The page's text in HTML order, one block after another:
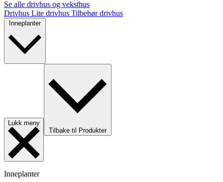
Se alle drivhus og veksthus
Drivhus Lite drivhus Tilbehør drivhus
Inneplanter
Lukk meny
Tilbake til Produkter
Inneplanter